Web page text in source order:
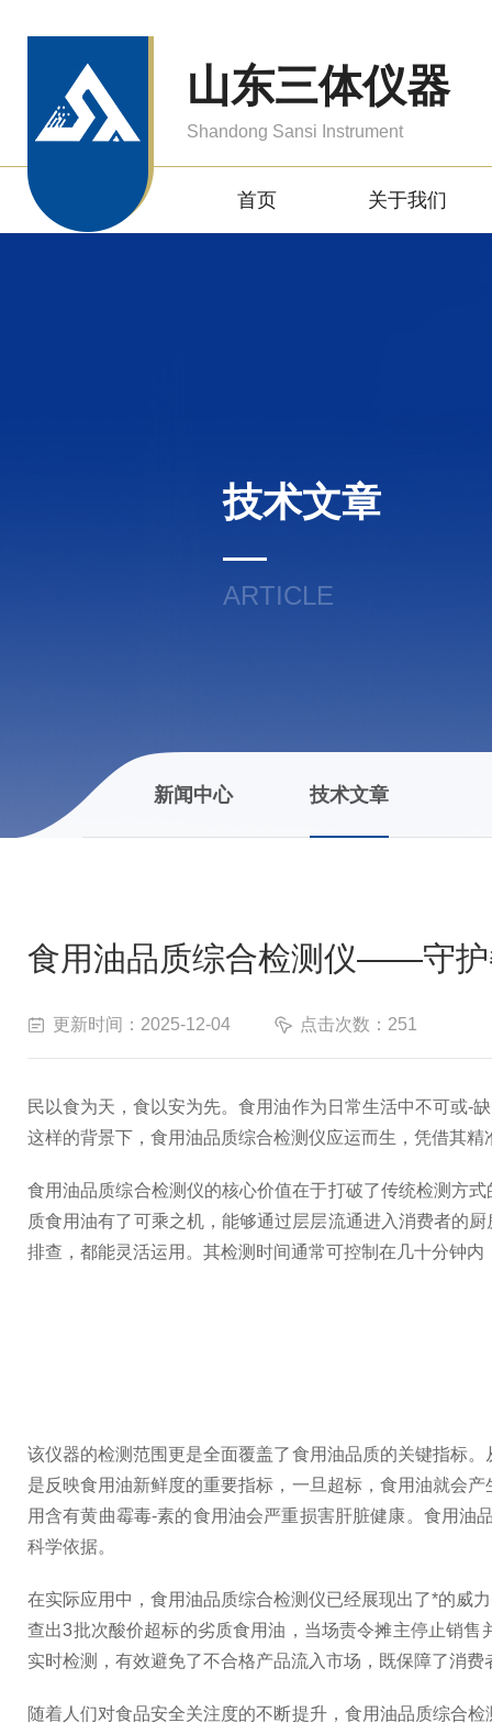
山东三体仪器
Shandong Sansi Instrument
首页 关于我们
技术文章
ARTICLE
新闻中心 技术文章
食用油品质综合检测仪——守护
更新时间：2025-12-04 点击次数：251
民以食为天，食以安为先。食用油作为日常生活中不可或-
这样的背景下，食用油品质综合检测仪应运而生，凭借其
食用油品质综合检测仪的核心价值在于打破了传统检测方
质食用油有了可乘之机，能够通过层层流通进入消费者的
排查，都能灵活运用。其检测时间通常可控制在几十分钟
该仪器的检测范围更是全面覆盖了食用油品质的关键指标
是反映食用油新鲜度的重要指标，一旦超标，食用油就会
用含有黄曲霉毒-素的食用油会严重损害肝脏健康。食用
科学依据。
在实际应用中，食用油品质综合检测仪已经展现出了*的威
查出3批次酸价超标的劣质食用油，当场责令摊主停止销
实时检测，有效避免了不合格产品流入市场，既保障了消
随着人们对食品安全关注度的不断提升，食用油品质综合